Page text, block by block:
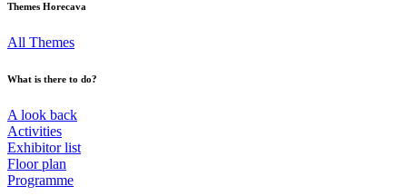
Themes Horecava
All Themes
What is there to do?
A look back
Activities
Exhibitor list
Floor plan
Programme